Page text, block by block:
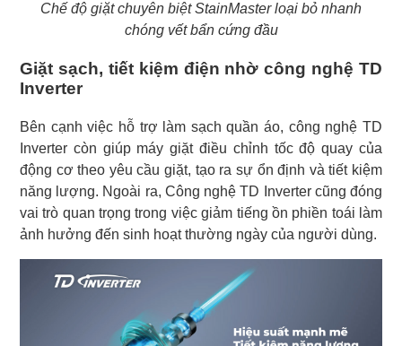
Chế độ giặt chuyên biệt StainMaster loại bỏ nhanh
chóng vết bẩn cứng đầu
Giặt sạch, tiết kiệm điện nhờ công nghệ TD
Inverter
Bên cạnh việc hỗ trợ làm sạch quần áo, công nghệ TD
Inverter còn giúp máy giặt điều chỉnh tốc độ quay của
động cơ theo yêu cầu giặt, tạo ra sự ổn định và tiết kiệm
năng lượng. Ngoài ra, Công nghệ TD Inverter cũng đóng
vai trò quan trọng trong việc giảm tiếng ồn phiền toái làm
ảnh hưởng đến sinh hoạt thường ngày của người dùng.